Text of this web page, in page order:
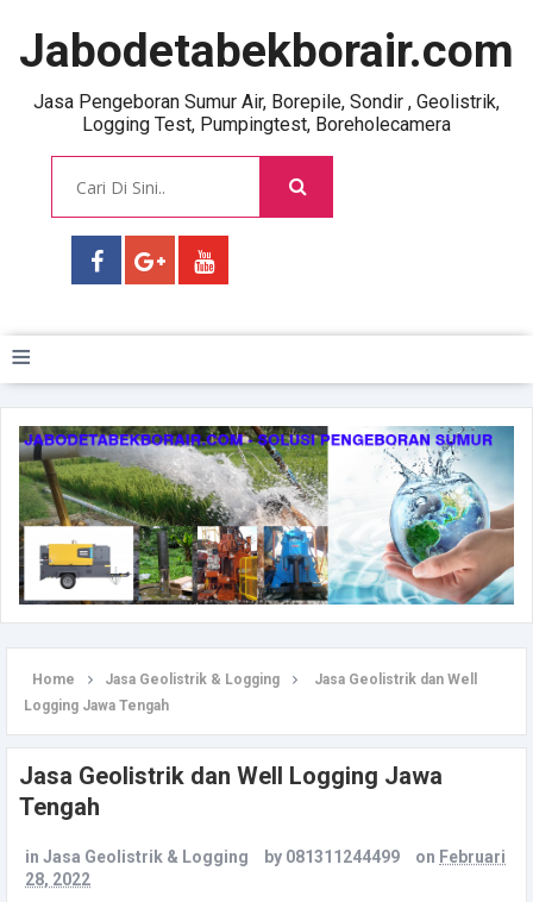
Jabodetabekborair.com
Jasa Pengeboran Sumur Air, Borepile, Sondir , Geolistrik,
Logging Test, Pumpingtest, Boreholecamera
≡
Home Jasa Geolistrik & Logging
Jasa Geolistrik dan Well
Logging Jawa Tengah
Jasa Geolistrik dan Well Logging Jawa
Tengah
in Jasa Geolistrik & Logging by 081311244499 on Februari
28, 2022